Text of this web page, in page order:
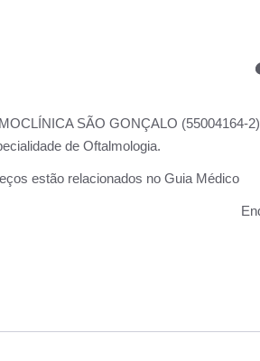
SÃO GONÇALO (55004164-
de Oftalmologia.
estão relacionados no Guia Médico
(55004164-2).